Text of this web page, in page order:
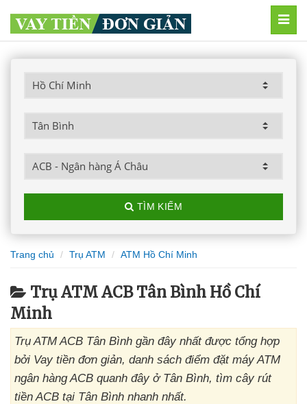
TÌM KIẾM
Trang chủ Trụ ATM ATM Hồ Chí Minh
Trụ ATM ACB Tân Bình Hồ Chí
Minh
Trụ ATM ACB Tân Bình gần đây nhất được tổng hợp
bởi Vay tiền đơn giản, danh sách điểm đặt máy ATM
ngân hàng ACB quanh đây ở Tân Bình, tìm cây rút
tiền ACB tại Tân Bình nhanh nhất.